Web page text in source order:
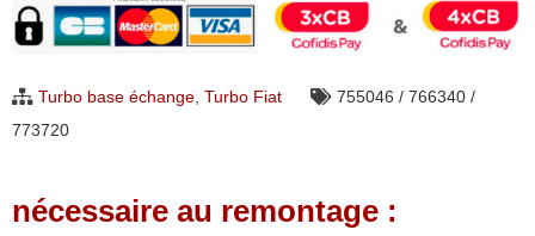
Fiat
Croma
D
755046,
Turbo base échange, Turbo Fiat
755046 / 766340 /
773720
nécessaire au remontage :